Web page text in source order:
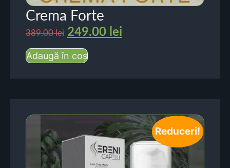
Crema Forte
389.00lei 249.00 lei
Adaugă în coș
Reduceri!